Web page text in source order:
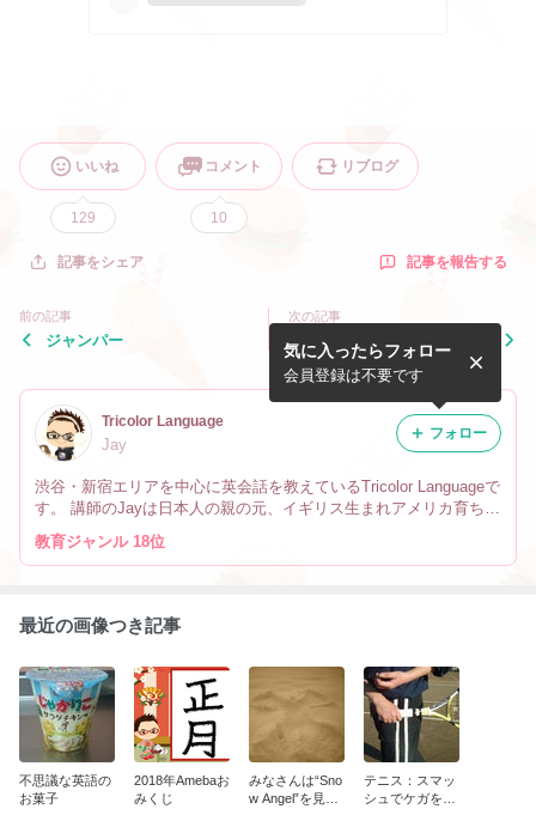
いいね
129
コメント
10
リブログ
記事をシェア 記事を報告する
前の記事
ジャンパー
次の記事
Tricolor Language
Jay
渋谷・新宿エリアを中心に英会話を教えているTricolor Languageで
す。 講師のJayは日本人の親の元、イギリス生まれアメリカ育ちで
す。 なので英会話だけでなく、文化や英語の微妙なニュアンスの
違い、海外生活の事も教えています。
気に入ったらフォロー
会員登録は不要です
フォロー
教育ジャンル 18位
最近の画像つき記事
不思議な英語の
お菓子
2018年Amebaお
みくじ
みなさんは“Sno
w Angel”を見た
テニス：スマッ
シュでケガをし